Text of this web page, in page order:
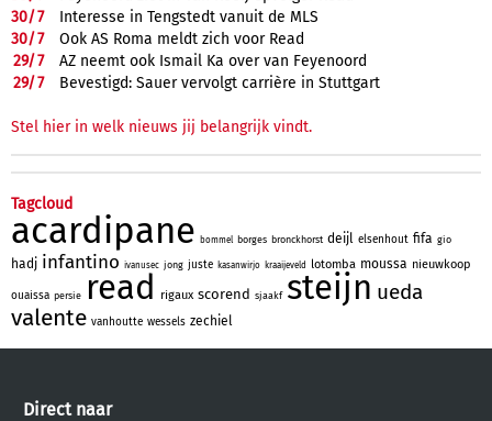
30/7
Interesse in Tengstedt vanuit de MLS
30/7
Ook AS Roma meldt zich voor Read
29/7
AZ neemt ook Ismail Ka over van Feyenoord
29/7 Bevestigd: Sauer vervolgt carrière in Stuttgart
Stel hier in welk nieuws jij belangrijk vindt.
Tagcloud
acardipane bommel borges bronckhorst deijl elsenhout fifa gio
hadj infantino ivanusec jong juste kasanwirjo kraaijeveld lotomba moussa nieuwkoop
ouaissa persie read rigaux scorend sjaakf steijn ueda
valente vanhoutte wessels zechiel
Direct naar